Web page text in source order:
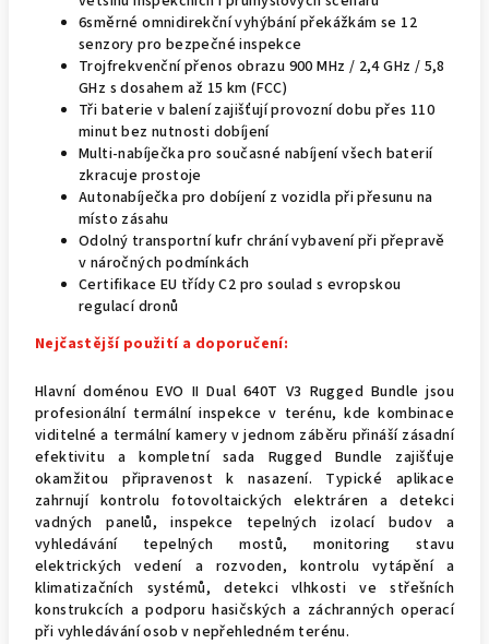
6směrné omnidirekční vyhýbání překážkám se 12
senzory pro bezpečné inspekce
Trojfrekvenční přenos obrazu 900 MHz / 2,4 GHz / 5,8
GHz s dosahem až 15 km (FCC)
Tři baterie v balení zajišťují provozní dobu přes 110
minut bez nutnosti dobíjení
Multi-nabíječka pro současné nabíjení všech baterií
zkracuje prostoje
Autonabíječka pro dobíjení z vozidla při přesunu na
místo zásahu
Odolný transportní kufr chrání vybavení při přepravě
v náročných podmínkách
Certifikace EU třídy C2 pro soulad s evropskou
regulací dronů
Nejčastější použití a doporučení:
Hlavní doménou EVO II Dual 640T V3 Rugged Bundle jsou
profesionální termální inspekce v terénu, kde kombinace
viditelné a termální kamery v jednom záběru přináší zásadní
efektivitu a kompletní sada Rugged Bundle zajišťuje
okamžitou připravenost k nasazení. Typické aplikace
zahrnují kontrolu fotovoltaických elektráren a detekci
vadných panelů, inspekce tepelných izolací budov a
vyhledávání tepelných mostů, monitoring stavu
elektrických vedení a rozvoden, kontrolu vytápění a
klimatizačních systémů, detekci vlhkosti ve střešních
konstrukcích a podporu hasičských a záchranných operací
při vyhledávání osob v nepřehledném terénu.